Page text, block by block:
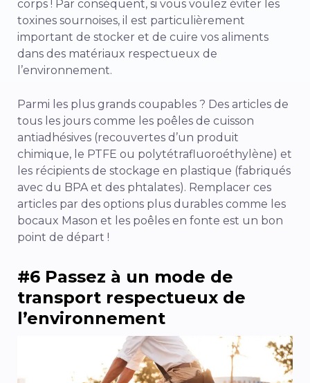
corps ! Par conséquent, si vous voulez éviter les
toxines sournoises, il est particulièrement
important de stocker et de cuire vos aliments
dans des matériaux respectueux de
l’environnement.
Parmi les plus grands coupables ? Des articles de
tous les jours comme les poêles de cuisson
antiadhésives (recouvertes d’un produit
chimique, le PTFE ou polytétrafluoroéthylène) et
les récipients de stockage en plastique (fabriqués
avec du BPA et des phtalates). Remplacer ces
articles par des options plus durables comme les
bocaux Mason et les poêles en fonte est un bon
point de départ !
#6 Passez à un mode de
transport respectueux de
l’environnement